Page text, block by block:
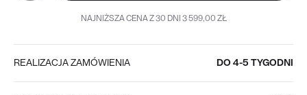
NAJNIŻSZA CENA Z 30 DNI 3 599,00 ZŁ
REALIZACJA ZAMÓWIENIA DO 4-5 TYGODNI